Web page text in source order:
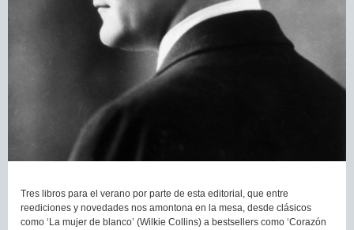
Tres libros para el verano por parte de esta editorial, que entre
reediciones y novedades nos amontona en la mesa, desde clásicos
como ‘La mujer de blanco’ (Wilkie Collins) a bestsellers como ‘Corazón